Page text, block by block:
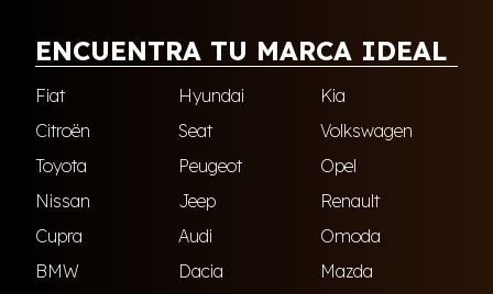
ENCUENTRA TU MARCA IDEAL
Fiat Hyundai
Kia
Citroën
Seat
Volkswagen
Toyota
Peugeot
Opel
Nissan
Jeep
Renault
Cupra
Audi
Omoda
BMW
Dacia
Mazda